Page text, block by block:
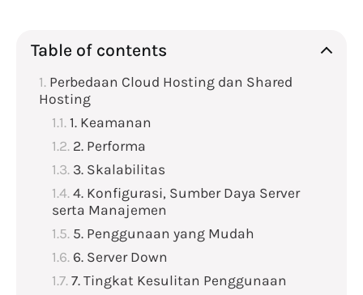
Table of contents
Perbedaan Cloud Hosting dan Shared
Hosting
1. Keamanan
2. Performa
3. Skalabilitas
4. Konfigurasi, Sumber Daya Server
serta Manajemen
5. Penggunaan yang Mudah
6. Server Down
7. Tingkat Kesulitan Penggunaan